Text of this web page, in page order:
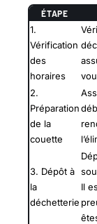
ÉTAPE
1.
Vérification
des
horaires
2.
Préparation
de la
couette
3. Dépôt à
la
déchetterie
Il